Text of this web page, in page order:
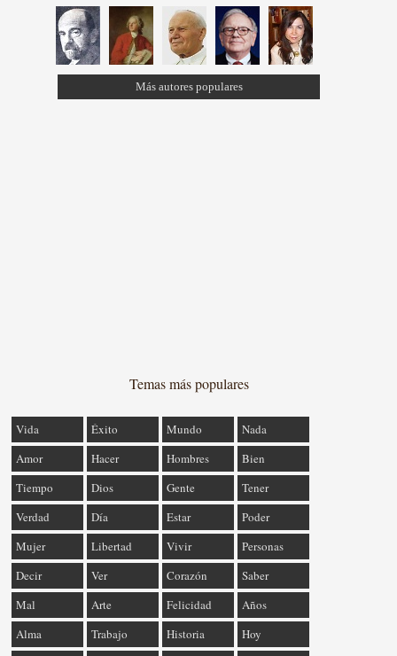
Más autores populares
Temas más populares
Vida Éxito Mundo
Nada
Amor
Hacer Hombres
Bien
Tiempo
Dios Gente
Tener
Verdad
Día Estar
Poder
Mujer
Libertad Vivir
Personas
Decir
Ver Corazón
Saber
Mal
Arte Felicidad
Años
Alma
Trabajo Historia
Hoy